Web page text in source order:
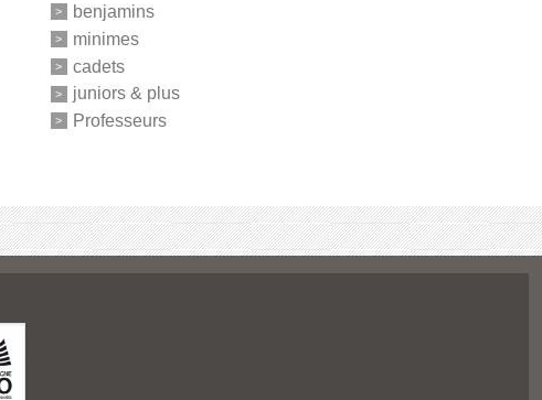
benjamins
minimes
cadets
juniors & plus
Professeurs